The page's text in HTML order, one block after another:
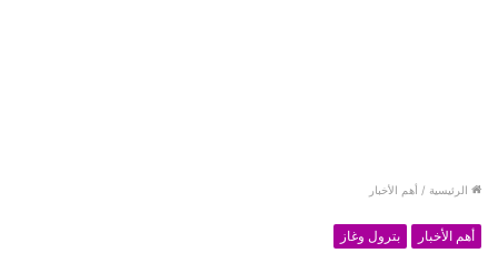
الرئيسية / أهم الأخبار
أهم الأخبار بترول وغاز